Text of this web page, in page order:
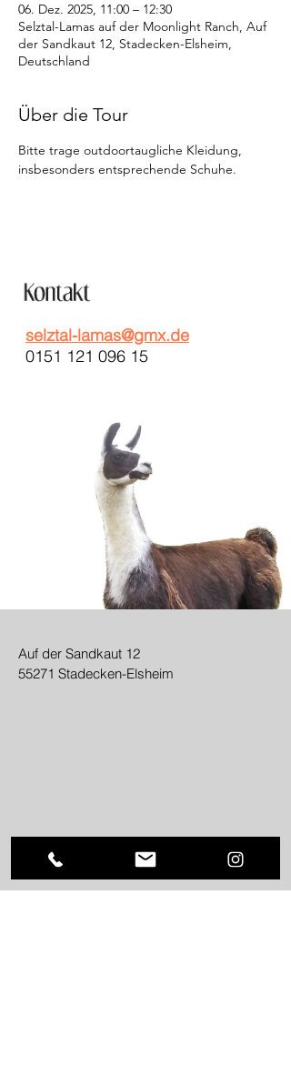
06. Dez. 2025, 11:00 – 12:30
Selztal-Lamas auf der Moonlight Ranch, Auf
der Sandkaut 12, Stadecken-Elsheim,
Deutschland
Über die Tour
Bitte trage outdoortaugliche Kleidung,
insbesonders entsprechende Schuhe.
selztal-lamas@gmx.de
0151 121 096 15
Auf der Sandkaut 12
55271 Stadecken-Elsheim